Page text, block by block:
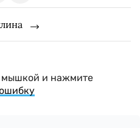
мышкой и нажмите